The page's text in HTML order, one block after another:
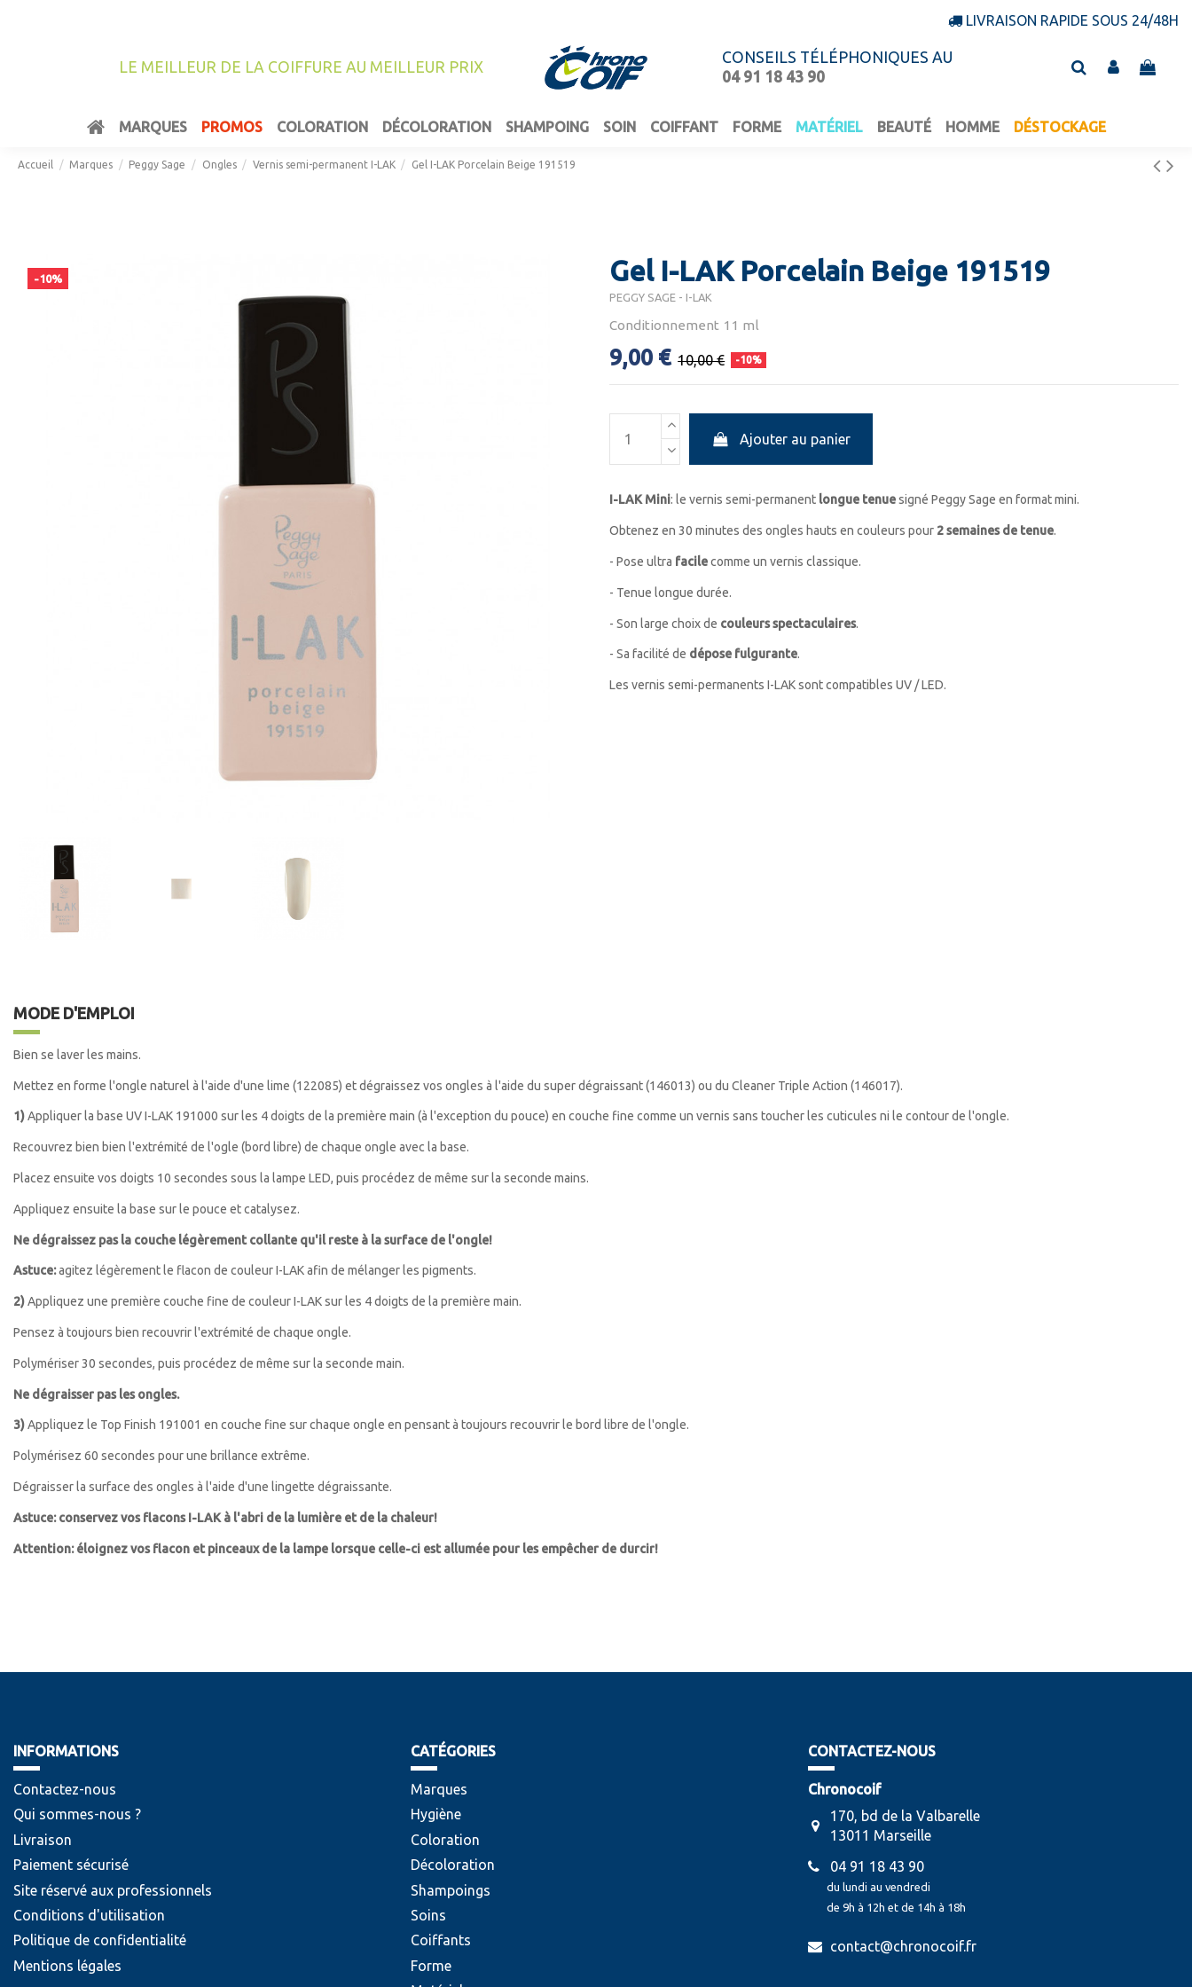
LIVRAISON RAPIDE SOUS 24/48H
LE MEILLEUR DE LA COIFFURE AU MEILLEUR PRIX
CONSEILS TÉLÉPHONIQUES AU
04 91 18 43 90
MARQUES PROMOS COLORATION DÉCOLORATION SHAMPOING SOIN COIFFANT FORME MATÉRIEL BEAUTÉ HOMME DÉSTOCKAGE
Accueil Marques Peggy Sage Ongles Vernis semi-permanent I-LAK Gel I-LAK Porcelain Beige 191519
-10% Gel I-LAK Porcelain Beige 191519
PEGGY SAGE - I-LAK
Conditionnement 11 ml
9,00 € 10,00 € -10%
Ajouter au panier
I-LAK Mini: le vernis semi-permanent longue tenuesigné Peggy Sage en format mini.
Obtenez en 30 minutes des ongles hauts en couleurs pour 2 semaines de tenue.
- Pose ultra facilecomme un vernis classique.
- Tenue longue durée.
- Son large choix de couleurs spectaculaires.
- Sa facilité de dépose fulgurante.
Les vernis semi-permanents I-LAK sont compatibles UV / LED.
MODE D'EMPLOI
Bien se laver les mains.
Mettez en forme l'ongle naturel à l'aide d'une lime (122085) et dégraissez vos ongles à l'aide du super dégraissant (146013) ou du Cleaner Triple Action (146017).
1)Appliquer la base UV I-LAK 191000 sur les 4 doigts de la première main (à l'exception du pouce) en couche fine comme un vernis sans toucher les cuticules ni le contour de l'ongle.
Recouvrez bien bien l'extrémité de l'ogle (bord libre) de chaque ongle avec la base.
Placez ensuite vos doigts 10 secondes sous la lampe LED, puis procédez de même sur la seconde mains.
Appliquez ensuite la base sur le pouce et catalysez.
Ne dégraissez pas la couche légèrement collante qu'il reste à la surface de l'ongle!
Astuce:agitez légèrement le flacon de couleur I-LAK afin de mélanger les pigments.
2)Appliquez une première couche fine de couleur I-LAK sur les 4 doigts de la première main.
Pensez à toujours bien recouvrir l'extrémité de chaque ongle.
Polymériser 30 secondes, puis procédez de même sur la seconde main.
Ne dégraisser pas les ongles.
3)Appliquez le Top Finish 191001 en couche fine sur chaque ongle en pensant à toujours recouvrir le bord libre de l'ongle.
Polymérisez 60 secondes pour une brillance extrême.
Dégraisser la surface des ongles à l'aide d'une lingette dégraissante.
Astuce: conservez vos flacons I-LAK à l'abri de la lumière et de la chaleur!
Attention: éloignez vos flacon et pinceaux de la lampe lorsque celle-ci est allumée pour les empêcher de durcir!
INFORMATIONS
Contactez-nous
Qui sommes-nous ?
Livraison
Paiement sécurisé
Site réservé aux professionnels
Conditions d'utilisation
Politique de confidentialité
Mentions légales
CATÉGORIES
Marques
Hygiène
Coloration
Décoloration
Shampoings
Soins
Coiffants
Forme
CONTACTEZ-NOUS
Chronocoif
170, bd de la Valbarelle
13011 Marseille
04 91 18 43 90
du lundi au vendredi
de 9h à 12h et de 14h à 18h
contact@chronocoif.fr